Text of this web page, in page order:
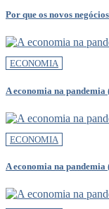
Por que os novos
ECONOMIA
A economia na pandemia
ECONOMIA
A economia na